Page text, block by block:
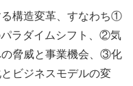
構造変革、すなわち①
ラダイムシフト、②気
脅威と事業機会、③化
ビジネスモデルの変